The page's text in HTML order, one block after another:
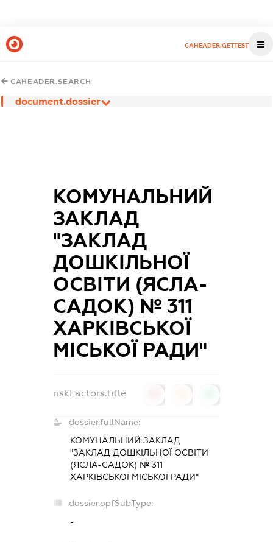
CAHEADER.GETTEST
CAHEADER.SEARCH
document.dossier
КОМУНАЛЬНИЙ
ЗАКЛАД
"ЗАКЛАД
ДОШКІЛЬНОЇ
ОСВІТИ (ЯСЛА-
САДОК) № 311
ХАРКІВСЬКОЇ
МІСЬКОЇ РАДИ"
riskFactors.title
dossier.fullName:
КОМУНАЛЬНИЙ ЗАКЛАД
"ЗАКЛАД ДОШКІЛЬНОЇ ОСВІТИ
(ЯСЛА-САДОК) № 311
ХАРКІВСЬКОЇ МІСЬКОЇ РАДИ"
dossier.opfSubType:
-